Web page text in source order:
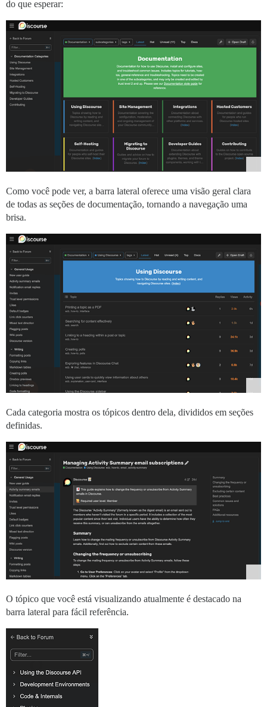
do que esperar:
Como você pode ver, a barra lateral oferece uma visão geral clara
de todas as seções de documentação, tornando a navegação uma
brisa.
Cada categoria mostra os tópicos dentro dela, divididos em seções
definidas.
O tópico que você está visualizando atualmente é destacado na
barra lateral para fácil referência.